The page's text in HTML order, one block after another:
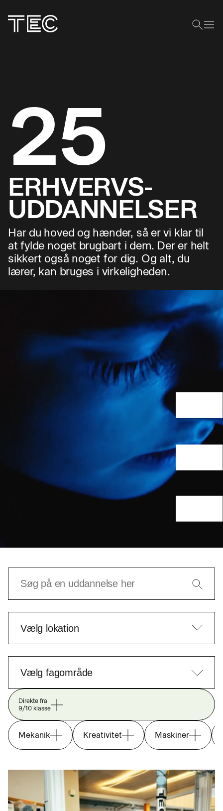
25
ERHVERVS­
UDDANNELSER
Har du hoved og hænder, så er vi klar til
at fylde noget brugbart i dem. Der er helt
sikkert også noget for dig. Og alt, du
lærer, kan bruges i virkeligheden.
Direkte fra
9/10 klasse
Mekanik Kreativitet Maskiner